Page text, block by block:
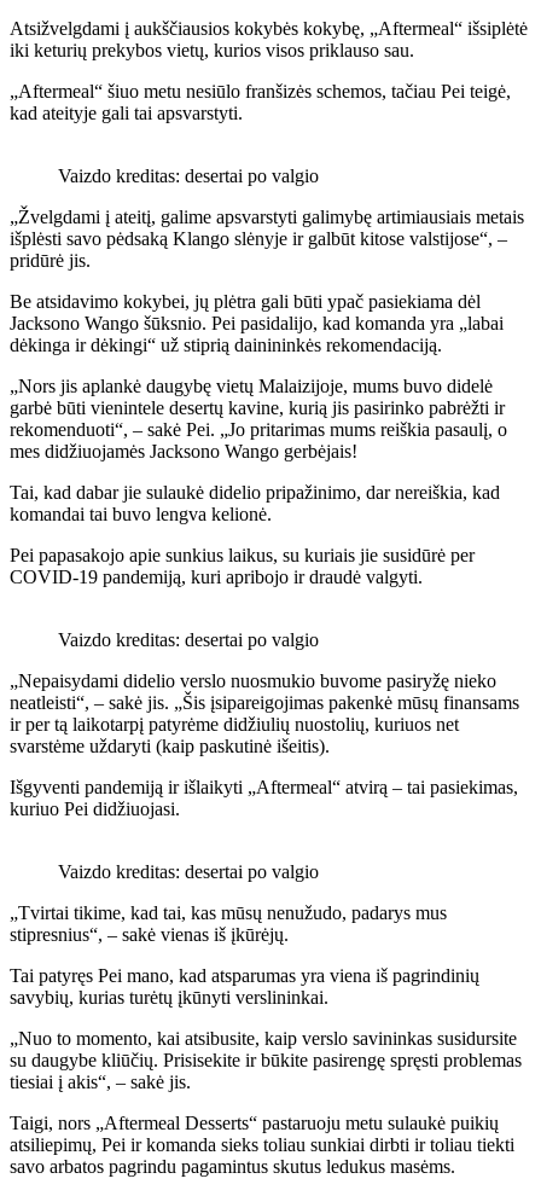
Atsižvelgdami į aukščiausios kokybės kokybę, „Aftermeal“ išsiplėtė
iki keturių prekybos vietų, kurios visos priklauso sau.
„Aftermeal“ šiuo metu nesiūlo franšizės schemos, tačiau Pei teigė,
kad ateityje gali tai apsvarstyti.
Vaizdo kreditas: desertai po valgio
„Žvelgdami į ateitį, galime apsvarstyti galimybę artimiausiais metais
išplėsti savo pėdsaką Klango slėnyje ir galbūt kitose valstijose“, –
pridūrė jis.
Be atsidavimo kokybei, jų plėtra gali būti ypač pasiekiama dėl
Jacksono Wango šūksnio. Pei pasidalijo, kad komanda yra „labai
dėkinga ir dėkingi“ už stiprią dainininkės rekomendaciją.
„Nors jis aplankė daugybę vietų Malaizijoje, mums buvo didelė
garbė būti vienintele desertų kavine, kurią jis pasirinko pabrėžti ir
rekomenduoti“, – sakė Pei. „Jo pritarimas mums reiškia pasaulį, o
mes didžiuojamės Jacksono Wango gerbėjais!
Tai, kad dabar jie sulaukė didelio pripažinimo, dar nereiškia, kad
komandai tai buvo lengva kelionė.
Pei papasakojo apie sunkius laikus, su kuriais jie susidūrė per
COVID-19 pandemiją, kuri apribojo ir draudė valgyti.
Vaizdo kreditas: desertai po valgio
„Nepaisydami didelio verslo nuosmukio buvome pasiryžę nieko
neatleisti“, – sakė jis. „Šis įsipareigojimas pakenkė mūsų finansams
ir per tą laikotarpį patyrėme didžiulių nuostolių, kuriuos net
svarstėme uždaryti (kaip paskutinė išeitis).
Išgyventi pandemiją ir išlaikyti „Aftermeal“ atvirą – tai pasiekimas,
kuriuo Pei didžiuojasi.
Vaizdo kreditas: desertai po valgio
„Tvirtai tikime, kad tai, kas mūsų nenužudo, padarys mus
stipresnius“, – sakė vienas iš įkūrėjų.
Tai patyręs Pei mano, kad atsparumas yra viena iš pagrindinių
savybių, kurias turėtų įkūnyti verslininkai.
„Nuo to momento, kai atsibusite, kaip verslo savininkas susidursite
su daugybe kliūčių. Prisisekite ir būkite pasirengę spręsti problemas
tiesiai į akis“, – sakė jis.
Taigi, nors „Aftermeal Desserts“ pastaruoju metu sulaukė puikių
atsiliepimų, Pei ir komanda sieks toliau sunkiai dirbti ir toliau tiekti
savo arbatos pagrindu pagamintus skutus ledukus masėms.